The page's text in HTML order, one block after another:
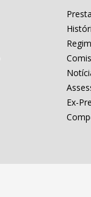
Ex-